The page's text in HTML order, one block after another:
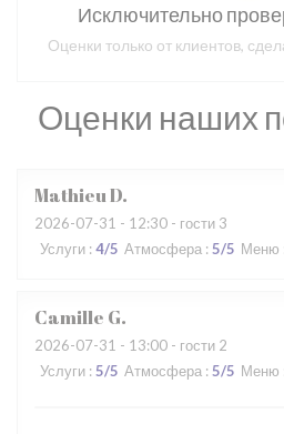
Оценки наших
MathieuD
2026-07-31 - 12:30 - гости 3
Услуги : 4/5 Атмосфера : 5/5 Меню
Camille G
2026-07-31 - 13:00 - гости 2
Услуги : 5/5 Атмосфера : 5/5 Меню
Исключительно
Оценки только от клиентов,